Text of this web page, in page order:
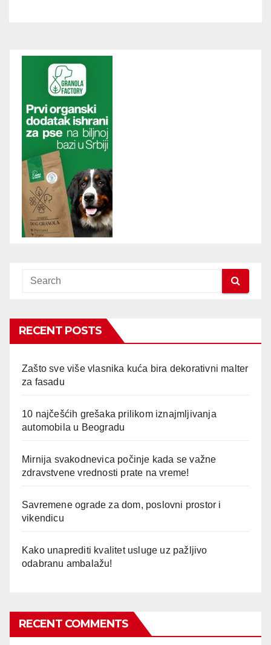
RECENT POSTS
Zašto sve više vlasnika kuća bira dekorativni malter
za fasadu
10 najčešćih grešaka prilikom iznajmljivanja
automobila u Beogradu
Mirnija svakodnevica počinje kada se važne
zdravstvene vrednosti prate na vreme!
Savremene ograde za dom, poslovni prostor i
vikendicu
Kako unaprediti kvalitet usluge uz pažljivo
odabranu ambalažu!
RECENT COMMENTS